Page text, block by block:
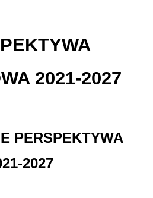
2021-2027
PERSPEKTYWA
2027